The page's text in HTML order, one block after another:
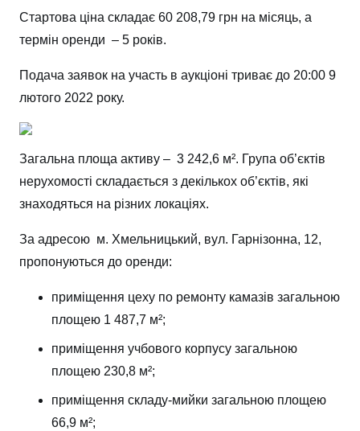
Стартова ціна складає 60 208,79 грн на місяць, а
термін оренди – 5 років.
Подача заявок на участь в аукціоні триває до 20:00 9
лютого 2022 року.
Загальна площа активу – 3 242,6 м². Група об’єктів
нерухомості складається з декількох об’єктів, які
знаходяться на різних локаціях.
За адресою м. Хмельницький, вул. Гарнізонна, 12,
пропонуються до оренди:
приміщення цеху по ремонту камазів загальною
площею 1 487,7 м²;
приміщення учбового корпусу загальною
площею 230,8 м²;
приміщення складу-мийки загальною площею
66,9 м²;